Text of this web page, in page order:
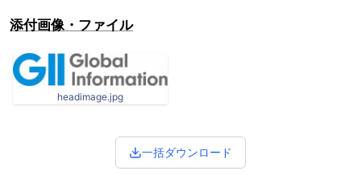
添付画像・ファイル
headimage.jpg
一括ダウンロード